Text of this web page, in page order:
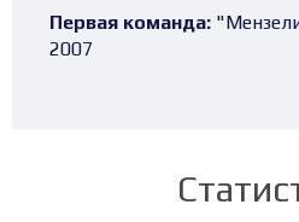
Первая команда:
2007